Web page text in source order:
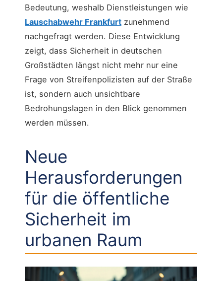
Bedeutung, weshalb Dienstleistungen wie
Lauschabwehr Frankfurt zunehmend
nachgefragt werden. Diese Entwicklung
zeigt, dass Sicherheit in deutschen
Großstädten längst nicht mehr nur eine
Frage von Streifenpolizisten auf der Straße
ist, sondern auch unsichtbare
Bedrohungslagen in den Blick genommen
werden müssen.
Neue
Herausforderungen
für die öffentliche
Sicherheit im
urbanen Raum